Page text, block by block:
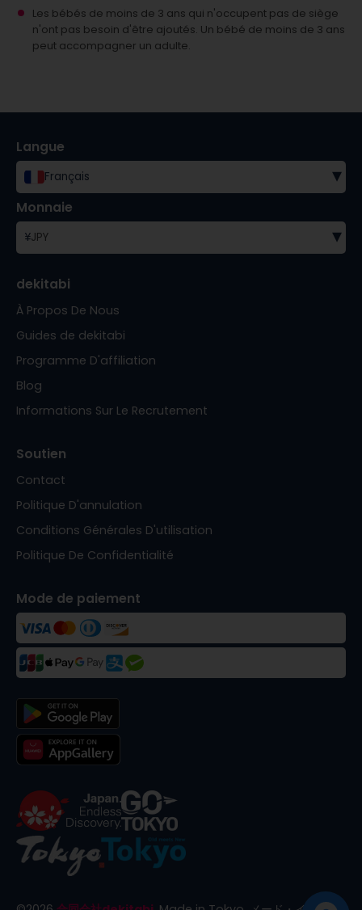
Les bébés de moins de 3 ans qui n'occupent pas de siège
n'ont pas besoin d'être ajoutés. Un bébé de moins de 3 ans
peut accompagner un adulte.
Langue
Français ▾
Monnaie
¥JPY ▾
dekitabi
À Propos De Nous
Guides de dekitabi
Programme D'affiliation
Blog
Informations Sur Le Recrutement
Soutien
Contact
Politique D'annulation
Conditions Générales D'utilisation
Politique De Confidentialité
Mode de paiement